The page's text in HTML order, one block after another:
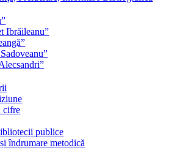
Ibrăileanu”
cifre
publice
îndrumare metodică